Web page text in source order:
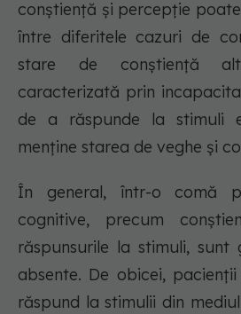
conștiență și percepție
între diferitele cazuri de
stare de conștiență
caracterizată prin
de a răspunde la stimuli
menține starea de veghe și
În general, într-o comă
cognitive, precum
răspunsurile la stimuli,
absente. De obicei,
răspund la stimulii din